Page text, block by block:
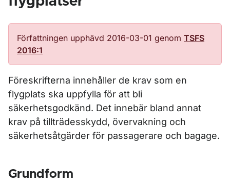
Författningen upphävd 2016-03-01 genom TSFS
2016:1
Föreskrifterna innehåller de krav som en
flygplats ska uppfylla för att bli
säkerhetsgodkänd. Det innebär bland annat
krav på tillträdesskydd, övervakning och
säkerhetsåtgärder för passagerare och bagage.
Grundform